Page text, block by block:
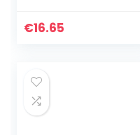
HD25-C, Amperior,
€16.65